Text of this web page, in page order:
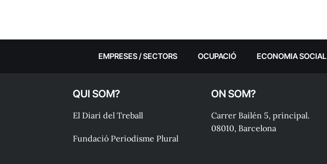
EMPRESES / SECTORS OCUPACIÓ ECONOMIA SOCIAL
QUI SOM?
El Diari del Treball
Fundació Periodisme Plural
ON SOM?
Carrer Bailén 5, principal.
08010, Barcelona